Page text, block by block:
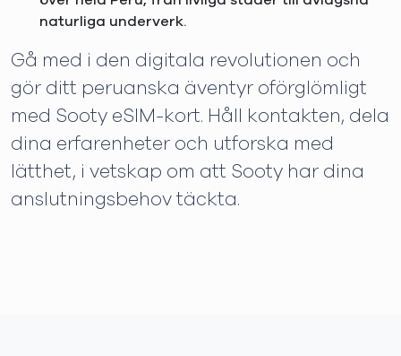
naturliga underverk.
Gå med i den digitala revolutionen och
gör ditt peruanska äventyr oförglömligt
med Sooty eSIM-kort. Håll kontakten, dela
dina erfarenheter och utforska med
lätthet, i vetskap om att Sooty har dina
anslutningsbehov täckta.